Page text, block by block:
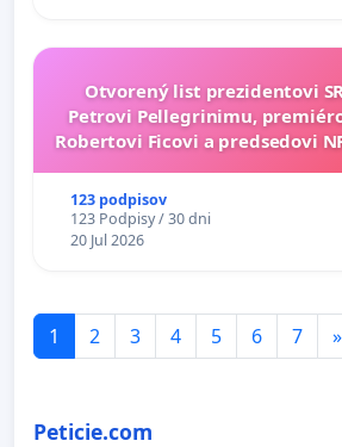
Otvorený list prezidentovi SR
Petrovi Pellegrinimu,
Robertovi Ficovi a predsedovi NR
123 podpisov
123 Podpisy / 30 dni
20 Jul 2026
1 2 3 4 5 6 7 »
Peticie.com